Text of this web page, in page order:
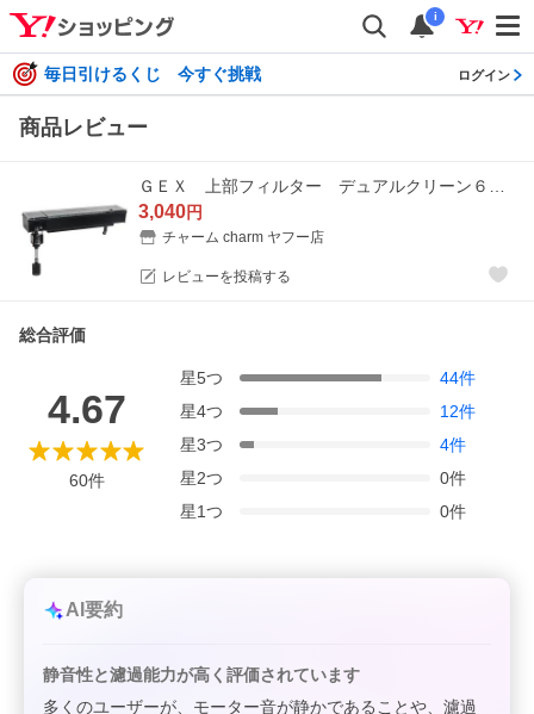
i
毎日引けるくじ 今すぐ挑戦 ログイン
商品レビュー
3,040円
チャーム charm ヤフー店
レビューを投稿する
総合評価
4.67
60件
星5つ 44件
星4つ 12件
星3つ 4件
星2つ 0件
星1つ 0件
AI要約
静音性と濾過能力が高く評価されています
多くのユーザーが、モーター音が静かであることや、濾過